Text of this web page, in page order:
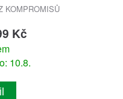
KOMPROMISŮ
Kč
10.8.